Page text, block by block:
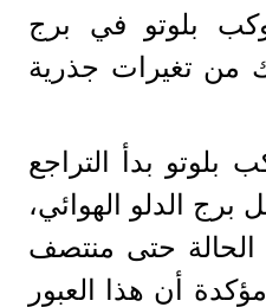
بلوتو في برج
من تغيرات جذرية
بلوتو بدأ التراجع
2026 داخل برج الدلو الهوائي،
حتى منتصف
أن هذا العبور